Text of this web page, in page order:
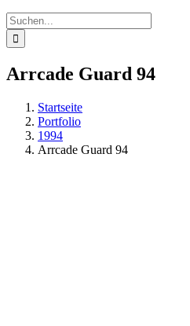
Suche
nach:
Arrcade Guard 94
Startseite
Portfolio
1994
Arrcade Guard 94